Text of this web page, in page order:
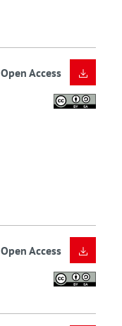
Open Access
Open Access